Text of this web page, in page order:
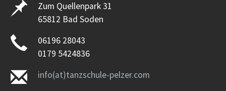
Zum Quellenpark 31
65812 Bad Soden
06196 28043
0179 5424836
info(at)tanzschule-pelzer.com